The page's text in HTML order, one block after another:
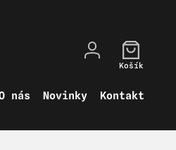
nás Novinky Kontakt
Košík